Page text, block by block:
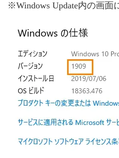
※Windows Update内の画面